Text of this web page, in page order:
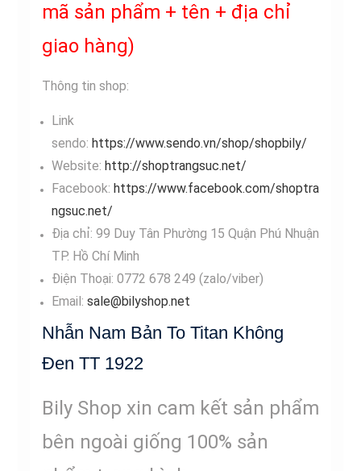
mã sản phẩm + tên + địa chỉ
giao hàng)
Thông tin shop:
Link
sendo: https://www.sendo.vn/shop/shopbily/
Website: http://shoptrangsuc.net/
Facebook: https://www.facebook.com/shoptra
ngsuc.net/
Địa chỉ: 99 Duy Tân Phường 15 Quận Phú Nhuận
TP. Hồ Chí Minh
Điện Thoại: 0772 678 249 (zalo/viber)
Email: sale@bilyshop.net
Nhẫn Nam Bản To Titan Không
Đen TT 1922
Bily Shop xin cam kết sản phẩm
bên ngoài giống 100% sản